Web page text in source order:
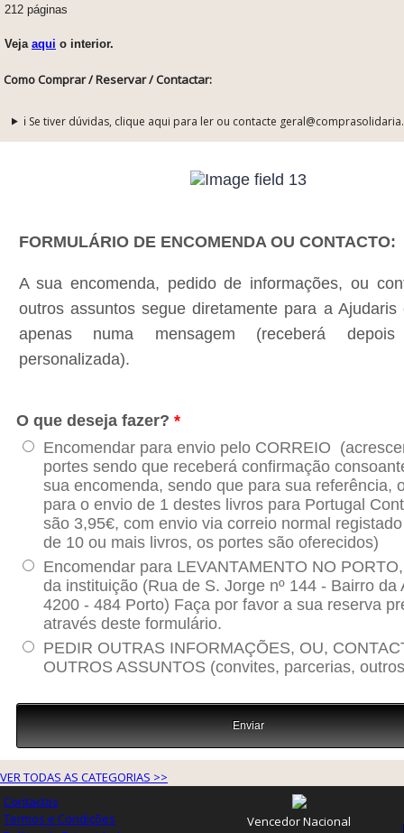
212 páginas
Veja aqui o interior.
Como Comprar / Reservar / Contactar:
ℹ️ Se tiver dúvidas, clique aqui para ler ou contacte
VER TODAS AS CATEGORIAS >>
Contactos
Termos e Condições
Vencedor Nacional